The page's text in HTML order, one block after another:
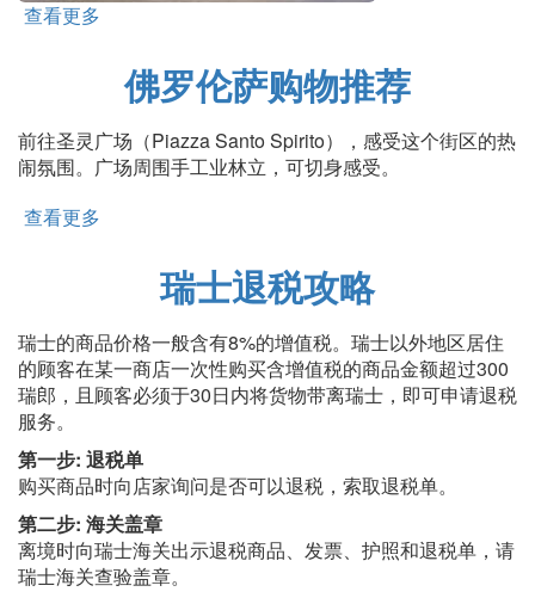
查看更多
佛罗伦萨购物推荐
前往圣灵广场（Piazza Santo Spirito），感受这个街区的热
闹氛围。广场周围手工业林立，可切身感受。
查看更多
瑞士退税攻略
瑞士的商品价格一般含有8%的增值税。瑞士以外地区居住
的顾客在某一商店一次性购买含增值税的商品金额超过300
瑞郎，且顾客必须于30日内将货物带离瑞士，即可申请退税
服务。
第一步: 退税单
购买商品时向店家询问是否可以退税，索取退税单。
第二步: 海关盖章
离境时向瑞士海关出示退税商品、发票、护照和退税单，请
瑞士海关查验盖章。